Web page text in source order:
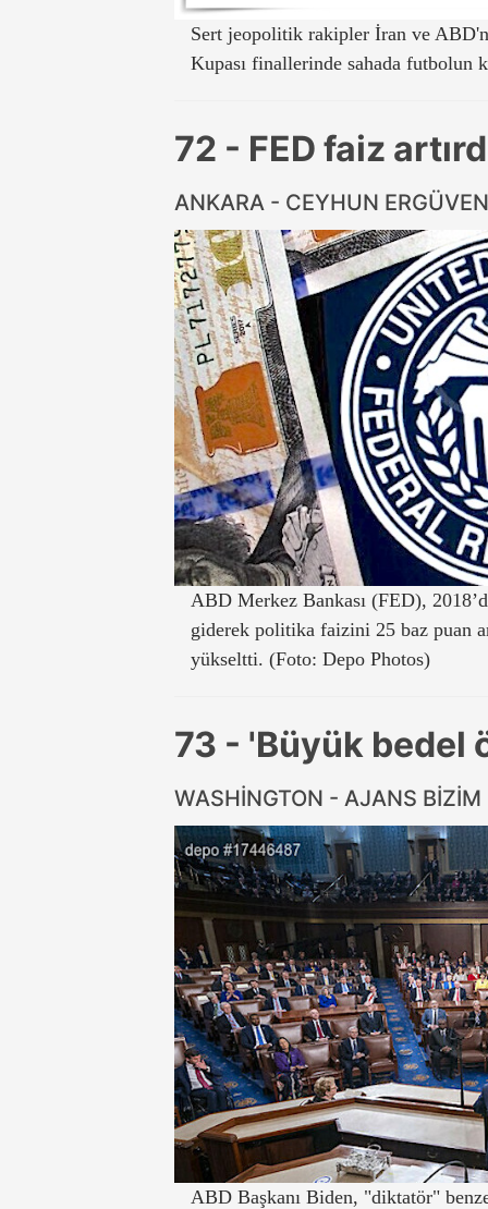
Sert jeopolitik rakipler İran ve
Kupası finallerinde sahada futbolun
72 - FED faiz
ANKARA - CEYHUN
ABD Merkez Bankası (FED),
giderek politika faizini 25 baz puan
yükseltti. (Foto: Depo Photos)
73 - 'Büyük bedel
WASHİNGTON - AJANS BİZİM
ABD Başkanı Biden, "diktatör"